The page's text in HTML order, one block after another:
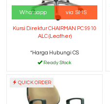
Whatsapp via SMS
Kursi Direktur CHAIRMAN PC 9910
ALC (Leather)
*Harga Hubungi CS
Ready Stock
QUICK ORDER